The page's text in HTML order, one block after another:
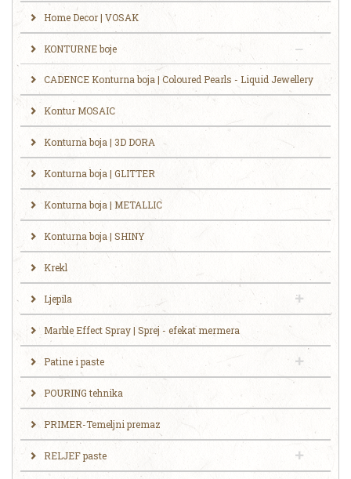
Home Decor | VOSAK
KONTURNE boje
CADENCE Konturna boja | Coloured Pearls - Liquid Jewellery
Kontur MOSAIC
Konturna boja | 3D DORA
Konturna boja | GLITTER
Konturna boja | METALLIC
Konturna boja | SHINY
Krekl
Ljepila
Marble Effect Spray | Sprej - efekat mermera
Patine i paste
POURING tehnika
PRIMER-Temeljni premaz
RELJEF paste